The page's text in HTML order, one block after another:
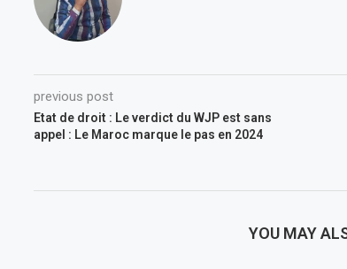
previous post
Etat de droit : Le verdict du WJP est sans
appel : Le Maroc marque le pas en 2024
YOU MAY